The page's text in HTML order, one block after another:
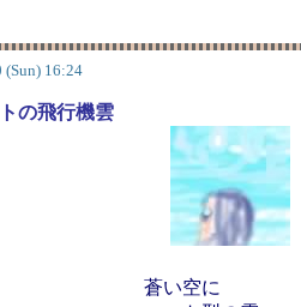
(Sun) 16:24
の飛行機雲
蒼い空に